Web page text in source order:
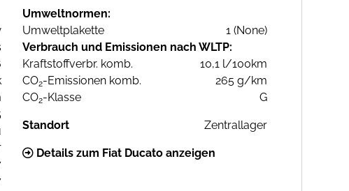
Umweltnormen:
Umweltplakette
1 (None)
Verbrauch und Emissionen nach WLTP:
Kraftstoffverbr. komb.
10,1 l/100km
CO2-Emissionen komb.
265 g/km
CO2-Klasse G
Standort Zentrallager
Details zum Fiat Ducato anzeigen